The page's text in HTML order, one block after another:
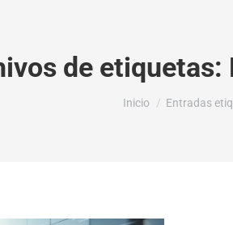
de etiquetas:
Estás aquí:
Inicio Entradas